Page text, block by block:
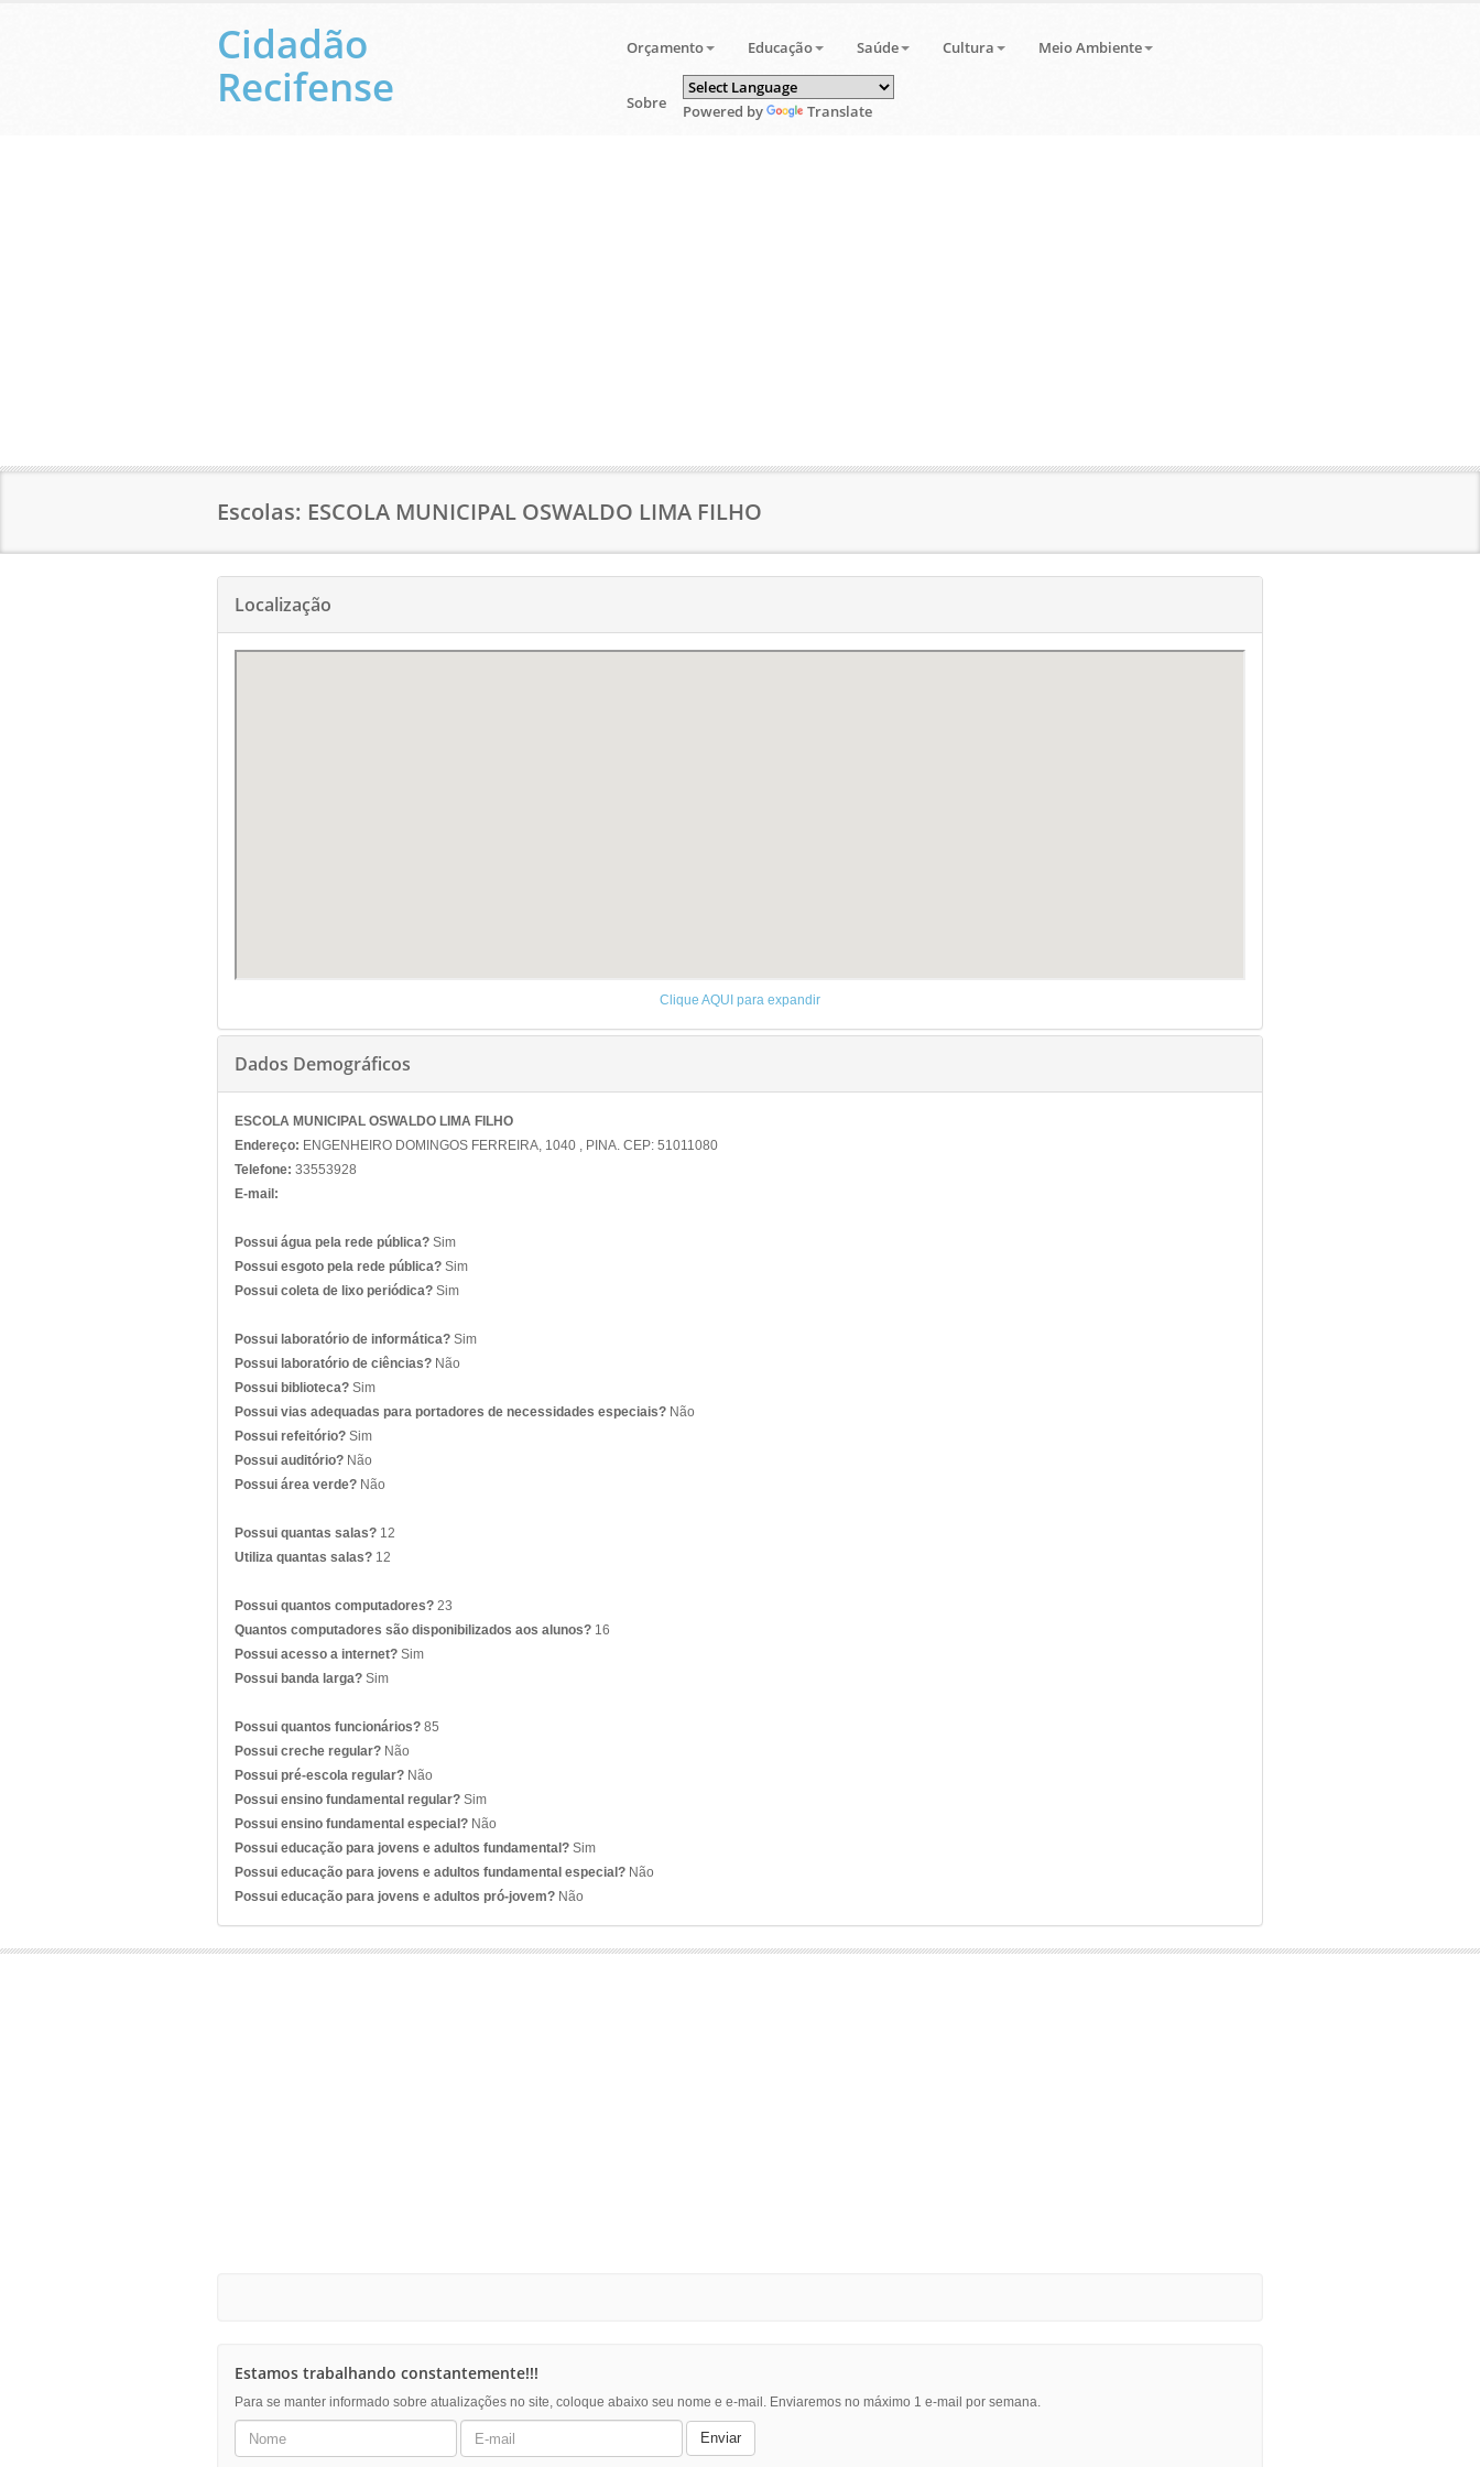
Cidadão
Recifense
Orçamento Educação Saúde Cultura Meio Ambiente
Sobre Powered by Translate
Escolas: ESCOLA MUNICIPAL OSWALDO LIMA FILHO
Localização
Clique AQUI para expandir
Dados Demográficos
ESCOLA MUNICIPAL OSWALDO LIMA FILHO
Endereço: ENGENHEIRO DOMINGOS FERREIRA, 1040 , PINA. CEP: 51011080
Telefone: 33553928
E-mail:
Possui água pela rede pública? Sim
Possui esgoto pela rede pública? Sim
Possui coleta de lixo periódica? Sim
Possui laboratório de informática? Sim
Possui laboratório de ciências? Não
Possui biblioteca? Sim
Possui vias adequadas para portadores de necessidades especiais? Não
Possui refeitório? Sim
Possui auditório? Não
Possui área verde? Não
Possui quantas salas? 12
Utiliza quantas salas? 12
Possui quantos computadores? 23
Quantos computadores são disponibilizados aos alunos? 16
Possui acesso a internet? Sim
Possui banda larga? Sim
Possui quantos funcionários? 85
Possui creche regular? Não
Possui pré-escola regular? Não
Possui ensino fundamental regular? Sim
Possui ensino fundamental especial? Não
Possui educação para jovens e adultos fundamental? Sim
Possui educação para jovens e adultos fundamental especial? Não
Possui educação para jovens e adultos pró-jovem? Não
Estamos trabalhando constantemente!!!
Para se manter informado sobre atualizações no site, coloque abaixo seu nome e e-mail. Enviaremos no máximo 1 e-mail por semana.
Enviar